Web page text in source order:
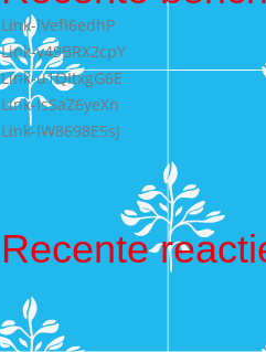
Link-lVefI6edhP
Link-v49BRX2cpY
Link-u1QItxgG6E
Link-IsSaZ6yeXn
Link-lW8698E5sJ
Recente